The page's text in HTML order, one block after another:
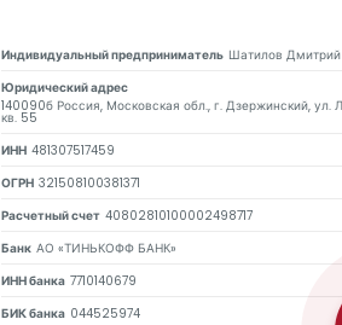
Индивидуальный предприниматель Шатилов
Юридический адрес
140090б Россия, Московская обл., г. Дзержинский, ул.
кв. 55
ИНН 481307517459
ОГРН 321508100381371
Расчетный счет 40802810100002498717
Банк АО «ТИНЬКОФФ БАНК»
ИНН банка 7710140679
БИК банка 044525974